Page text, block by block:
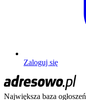
Zaloguj się
Największa baza ogłoszeń